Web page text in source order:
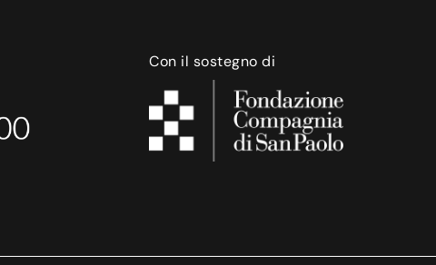
Con il sostegno di